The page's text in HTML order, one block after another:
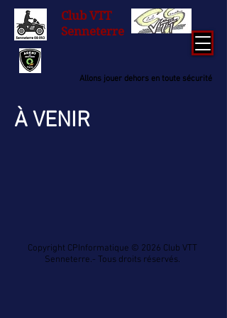
Club VTT
Senneterre
Allons jouer dehors en toute sécurité
À VENIR
Copyright CPInformatique © 2026 Club VTT
Senneterre.- Tous droits réservés.